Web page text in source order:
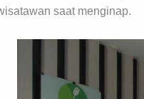
saat menginap.